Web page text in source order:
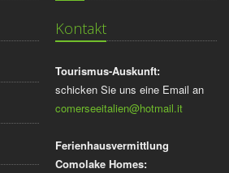
Kontakt
Tourismus-Auskunft:
schicken Sie uns eine Email an
comerseeitalien@hotmail.it
Ferienhausvermittlung
Comolake Homes: